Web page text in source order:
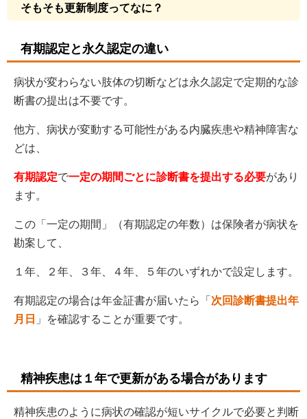
そもそも更新制度ってなに？
有期認定と永久認定の違い
病状が変わらない肢体の切断などは永久認定で定期的な診
断書の提出は不要です。
他方、病状が変動する可能性がある内臓疾患や精神障害な
どは、
有期認定で一定の期間ごとに診断書を提出する必要があり
ます。
この「一定の期間」（有期認定の年数）は保険者が病状を
勘案して、
１年、２年、３年、４年、５年のいずれかで設定します。
有期認定の場合は年金証書が届いたら「 次回診断書提出年
月日 」を確認することが重要です。
精神疾患は１年で更新がある場合があります
精神疾患のように病状の確認が短いサイクルで必要と判断